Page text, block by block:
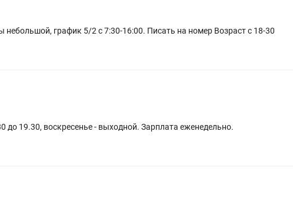
Требуется раздатчик/кассир в столовую. Объем работы небольшой, график 5/2 с 7:30-16:00. Писать на номер Возраст с 18-30
до 19.30, воскресенье - выходной. Зарплата еженедельно.